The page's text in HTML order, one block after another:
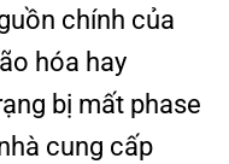
chính của
hóa hay
bị mất phase
cung cấp